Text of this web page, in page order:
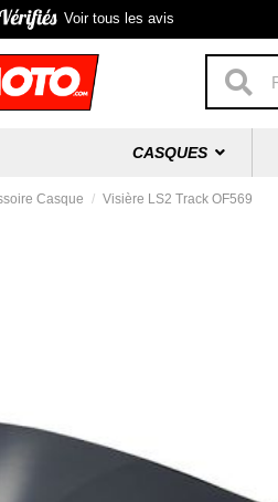
Voir tous les avis
CASQUES
Casque Visière LS2 Track OF569